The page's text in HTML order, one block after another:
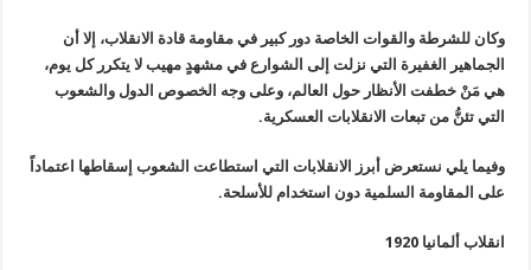
وكان للشرطة والقوات الخاصة دور كبير في مقاومة قادة الانقلاب، إلا أن
الجماهير الغفيرة التي نزلت إلى الشوارع فيمشهدٍ مهيب لا يتكرر كل يوم،
هي مَنْ خطفت الأنظار حول العالم، وعلى وجه الخصوص الدول والشعوب
التي تئنُّ من تبعات الانقلابات العسكرية.
وفيما يلي نستعرض أبرز الانقلابات التي استطاعت الشعوب إسقاطها اعتماداً
على المقاومة السلمية دون استخدام للأسلحة.
انقلاب ألمانيا 1920